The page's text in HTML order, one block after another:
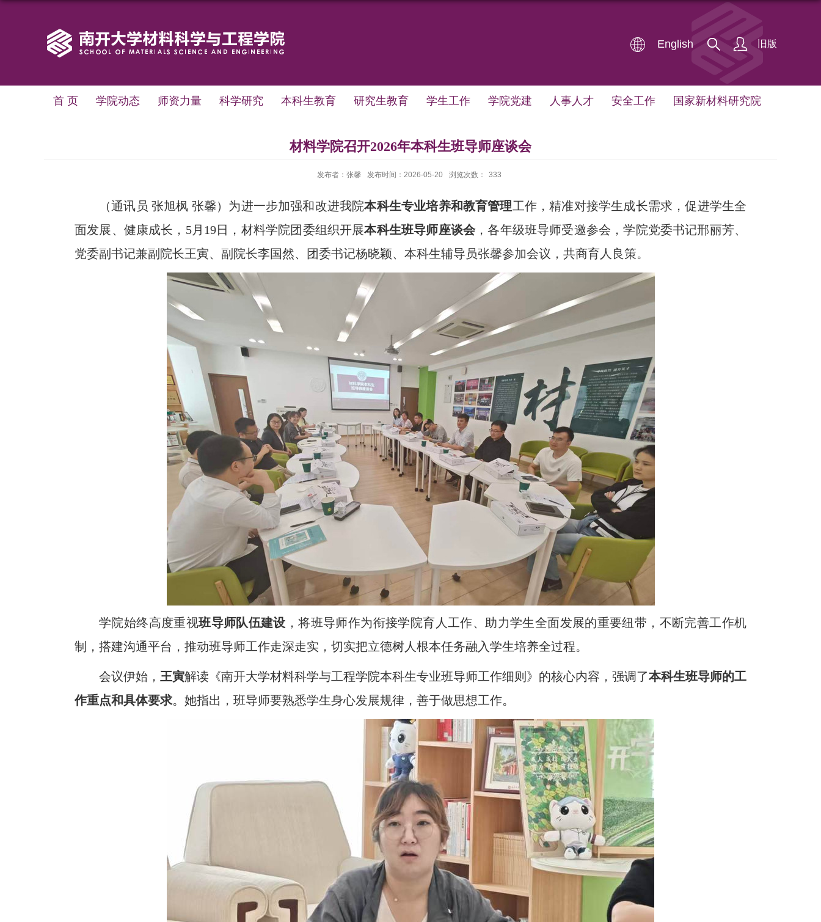
English 旧版
首 页 学院动态 师资力量 科学研究 本科生教育 研究生教育 学生工作 学院党建 人事人才 安全工作 国家新材料研究院
材料学院召开2026年本科生班导师座谈会
发布者：张馨 发布时间：2026-05-20 浏览次数： 333
（通讯员 张旭枫 张馨） 为进一步加强和改进我院本科生专业培养和教育管理工作，精准对接学生成长需求，促进学生全
面发展、健康成长， 5月 19日 ，材料学院团委组织开展本科生班导师座谈会，各年级班导师受邀参会，学院党委书记邢丽芳、
党委副书记兼副院长王寅、副院长李国然、团委书记杨晓颖、本科生辅导员张馨参加会议，共商育人良策。
学院始终高度重视班导师队伍建设 ，将班导师作为衔接学院育人工作、助力学生全面发展的重要纽带，不断完善工作机
制，搭建沟通平台，推动班导师工作走深走实，切实把立德树人根本任务融入学生培养全过程。
会议伊始， 王寅解读《南开大学材料科学与工程学院本科生专业班导师工作细则》的核心内容，强调了本科生班导师的工
作重点和具体要求。她指出，班导师要熟悉学生身心发展规律，善于做思想工作。